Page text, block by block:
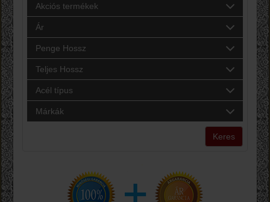
Akciós termékek
Ár
Penge Hossz
Teljes Hossz
Acél típus
Márkák
Keres